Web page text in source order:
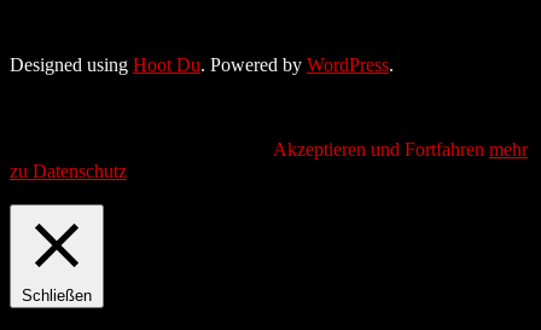
Designed using Hoot Du. Powered by WordPress.
Akzeptieren und Fortfahren mehr
zu Datenschutz
Schließen